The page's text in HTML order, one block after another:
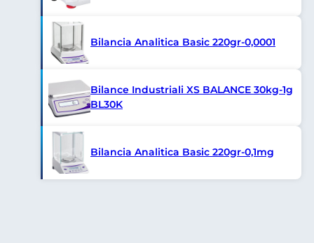
Bilancia Analitica Basic 220gr-0,0001
Bilance Industriali XS BALANCE 30kg-1g
BL30K
Bilancia Analitica Basic 220gr-0,1mg